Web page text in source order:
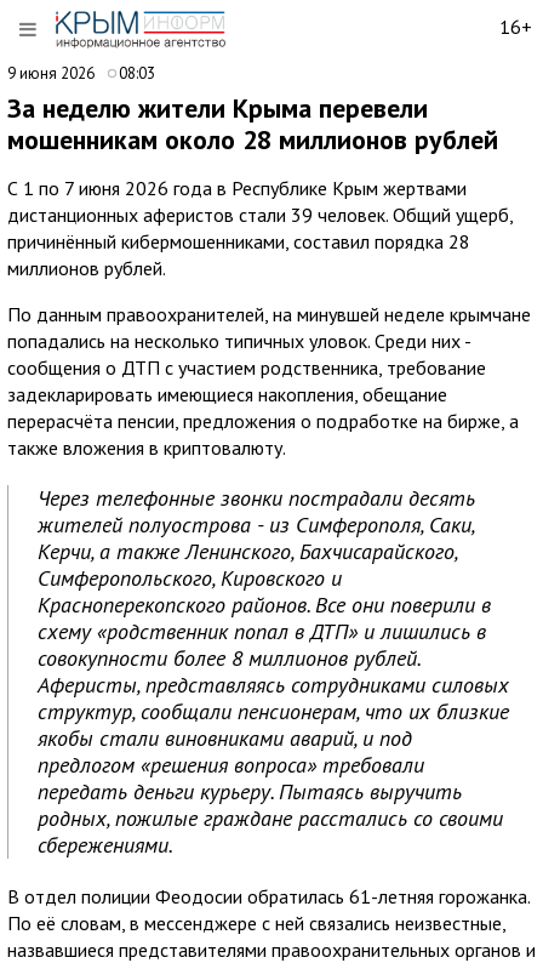
16+
9 июня 2026 08:03
За неделю жители Крыма перевели
мошенникам около 28 миллионов рублей
С 1 по 7 июня 2026 года в Республике Крым жертвами
дистанционных аферистов стали 39 человек. Общий ущерб,
причинённый кибермошенниками, составил порядка 28
миллионов рублей.
По данным правоохранителей, на минувшей неделе крымчане
попадались на несколько типичных уловок. Среди них -
сообщения о ДТП с участием родственника, требование
задекларировать имеющиеся накопления, обещание
перерасчёта пенсии, предложения о подработке на бирже, а
также вложения в криптовалюту.
Через телефонные звонки пострадали десять
жителей полуострова - из Симферополя, Саки,
Керчи, а также Ленинского, Бахчисарайского,
Симферопольского, Кировского и
Красноперекопского районов. Все они поверили в
схему «родственник попал в ДТП» и лишились в
совокупности более 8 миллионов рублей.
Аферисты, представляясь сотрудниками силовых
структур, сообщали пенсионерам, что их близкие
якобы стали виновниками аварий, и под
предлогом «решения вопроса» требовали
передать деньги курьеру. Пытаясь выручить
родных, пожилые граждане расстались со своими
сбережениями.
В отдел полиции Феодосии обратилась 61-летняя горожанка.
По её словам, в мессенджере с ней связались неизвестные,
назвавшиеся представителями правоохранительных органов и